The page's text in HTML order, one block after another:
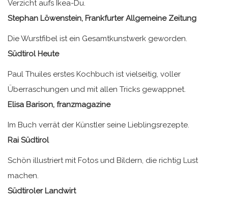
Verzicht aufs Ikea-Du.
Stephan Löwenstein, Frankfurter Allgemeine Zeitung
Die Wurstfibel ist ein Gesamtkunstwerk geworden.
Südtirol Heute
Paul Thuiles erstes Kochbuch ist vielseitig, voller
Überraschungen und mit allen Tricks gewappnet.
Elisa Barison, franzmagazine
Im Buch verrät der Künstler seine Lieblingsrezepte.
Rai Südtirol
Schön illustriert mit Fotos und Bildern, die richtig Lust
machen.
Südtiroler Landwirt